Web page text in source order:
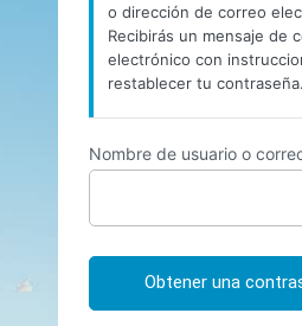
o dirección de correo
Recibirás un mensaje de
electrónico con
restablecer tu contraseña.
Nombre de usuario o